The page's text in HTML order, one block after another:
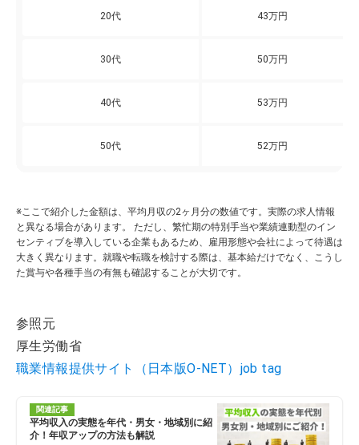
20代 43万円
30代 50万円
40代 53万円
50代 52万円
※ここで紹介した金額は、平均月収の2ヶ月分の数値です。実際の求人情報
と異なる場合があります。 ただし、繁忙期の特別手当や業績連動型のイン
センティブを導入している企業もあるため、雇用形態や会社によって待遇は
大きく異なります。就職や転職を検討する際は、基本給だけでなく、こうし
た賞与や各種手当の有無も確認することが大切です。
参照元
厚生労働省
職業情報提供サイト（日本版O-NET）job tag
関連記事
平均収入の実態を年代・男女・地域別に紹
介！年収アップの方法も解説